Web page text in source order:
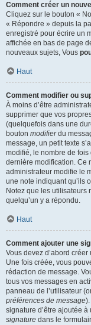
Comment créer un
Cliquez sur le bouton «
« Répondre » depuis la
enregistré pour écrire un
affichée en bas de page
nouveaux sujets, Vous
Haut
Comment modifier ou
À moins d’être
supprimer que vos
(quelquefois dans une
bouton modifierdu
message, un petit texte
modifié, le nombre de fois
dernière modification. Ce
administrateur modifie le
une note indiquant qu’ils
Notez que les utilisateurs
quelqu’un y a répondu.
Haut
Comment ajouter une
Vous devez d’abord
Une fois créée, vous
rédaction de message.
tous vos messages en
panneau de l’utilisateur
préférences de message
signature d’être ajoutée
signature dans le